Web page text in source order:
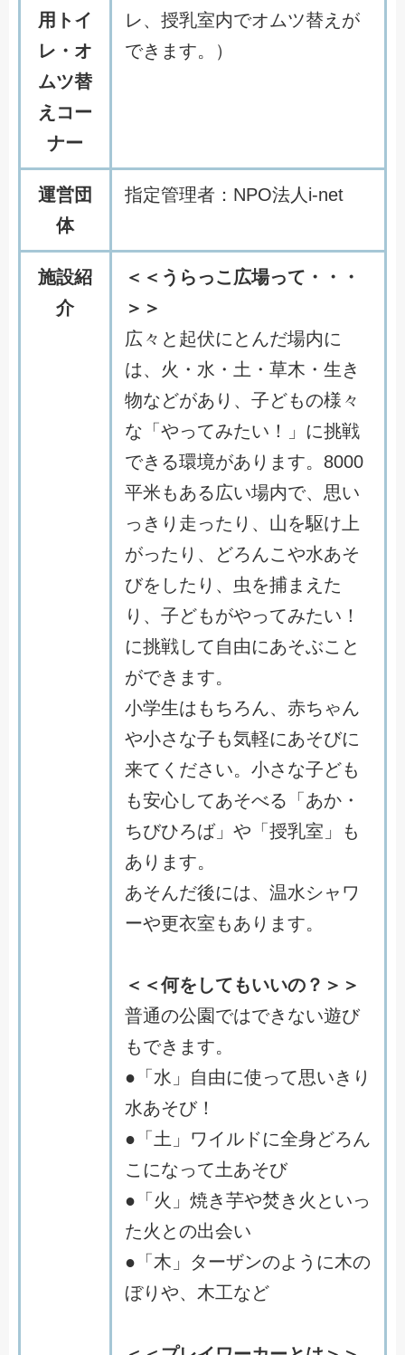
用トイ
レ・オ
ムツ替
えコー
ナー
レ、授乳室内でオムツ替えが
できます。）
運営団
体
指定管理者：NPO法人i-net
施設紹
介
＜＜うらっこ広場って・・・
＞＞
広々と起伏にとんだ場内に
は、火・水・土・草木・生き
物などがあり、子どもの様々
な「やってみたい！」に挑戦
できる環境があります。8000
平米もある広い場内で、思い
っきり走ったり、山を駆け上
がったり、どろんこや水あそ
びをしたり、虫を捕まえた
り、子どもがやってみたい！
に挑戦して自由にあそぶこと
ができます。
小学生はもちろん、赤ちゃん
や小さな子も気軽にあそびに
来てください。小さな子ども
も安心してあそべる「あか・
ちびひろば」や「授乳室」も
あります。
あそんだ後には、温水シャワ
ーや更衣室もあります。
＜＜何をしてもいいの？＞＞
普通の公園ではできない遊び
もできます。
●「水」自由に使って思いきり
水あそび！
●「土」ワイルドに全身どろん
こになって土あそび
●「火」焼き芋や焚き火といっ
た火との出会い
●「木」ターザンのように木の
ぼりや、木工など